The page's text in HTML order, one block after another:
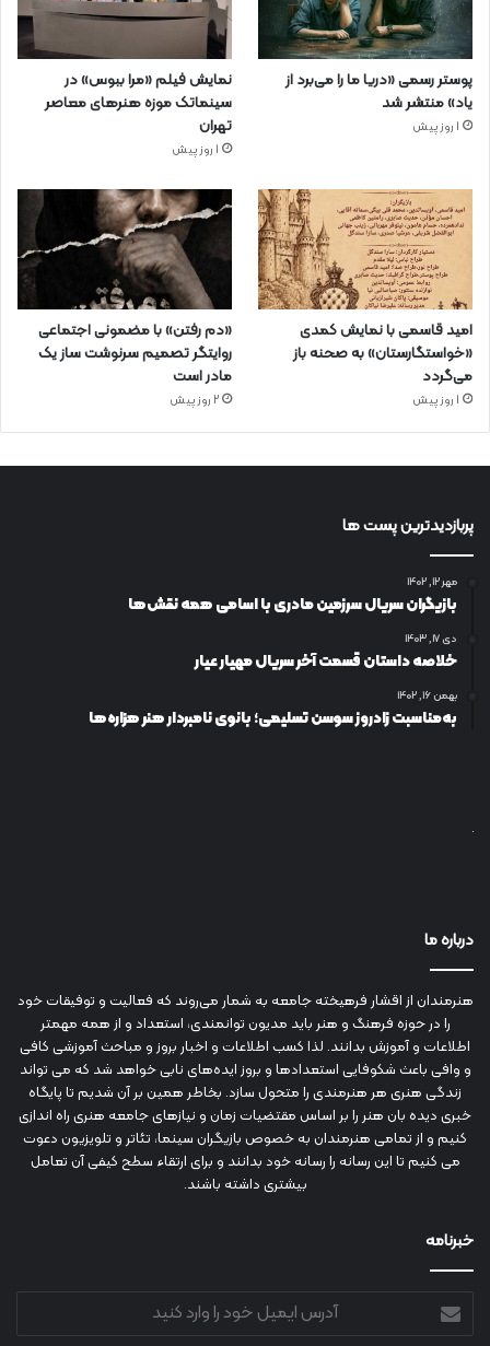
پوستر رسمی «دریا ما را می‌برد از
یاد» منتشر شد
1 روز پیش
نمایش فیلم «مرا ببوس» در
سینماتک موزه هنرهای معاصر
تهران
1 روز پیش
امید قاسمی با نمایش کمدی
«خواستگارستان» به صحنه باز
می‌گردد
1 روز پیش
«دم رفتن» با مضمونی اجتماعی
روایتگر تصمیم سرنوشت ساز یک
مادر است
2 روز پیش
پربازدیدترین پست ها
مهر ۱۲, ۱۴۰۲
بازیگران سریال سرزمین مادری با اسامی همه نقش‌ها
دی ۱۷, ۱۴۰۳
خلاصه داستان قسمت آخر سریال مهیار عیار
بهمن ۱۶, ۱۴۰۲
به‌مناسبت زادروز سوسن تسلیمی؛ بانوی نامبردار هنر هزاره‌ها
درباره ما
هنرمندان از اقشار فرهیخته جامعه به شمار می‌روند که فعالیت و توفیقات خود
را در حوزه فرهنگ و هنر باید مدیون توانمندی، استعداد و از همه مهمتر
اطلاعات و آموزش بدانند. لذا کسب اطلاعات و اخبار بروز و مباحث آموزشی کافی
و وافی باعث شکوفایی استعدادها و بروز ایده‌های نابی خواهد شد که می تواند
زندگی هنری هر هنرمندی را متحول سازد. بخاطر همین بر آن شدیم تا پایگاه
خبری دیده بان هنر را بر اساس مقتضیات زمان و نیازهای جامعه هنری راه اندازی
کنیم و از تمامی هنرمندان به خصوص بازیگران سینما، تئاتر و تلویزیون دعوت
می کنیم تا این رسانه را رسانه خود بدانند و برای ارتقاء سطح کیفی آن تعامل
بیشتری داشته باشند.
خبرنامه
ایمیل